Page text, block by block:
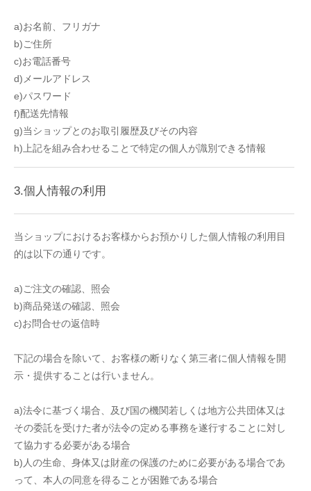
a)お名前、フリガナ
b)ご住所
c)お電話番号
d)メールアドレス
e)パスワード
f)配送先情報
g)当ショップとのお取引履歴及びその内容
h)上記を組み合わせることで特定の個人が識別できる情報
3.個人情報の利用
当ショップにおけるお客様からお預かりした個人情報の利用目
的は以下の通りです。
a)ご注文の確認、照会
b)商品発送の確認、照会
c)お問合せの返信時
下記の場合を除いて、お客様の断りなく第三者に個人情報を開
示・提供することは行いません。
a)法令に基づく場合、及び国の機関若しくは地方公共団体又は
その委託を受けた者が法令の定める事務を遂行することに対し
て協力する必要がある場合
b)人の生命、身体又は財産の保護のために必要がある場合であ
って、本人の同意を得ることが困難である場合